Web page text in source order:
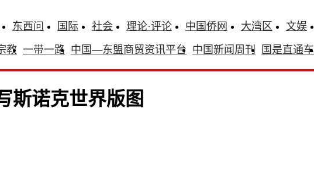
东西问 国际 社会 理论·评论 中国侨网 大湾区 文娱
教 一带一路 中国—东盟商贸资讯平台 中国新闻周刊 国是直通车
斯诺克世界版图